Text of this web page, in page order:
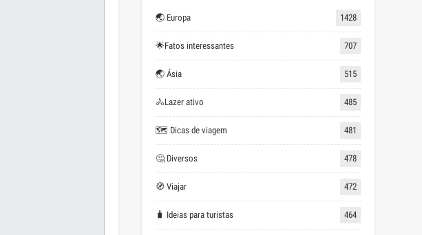
🌏 Europa 1428
🌟Fatos interessantes 707
🌏 Ásia 515
🚴Lazer ativo 485
🗺 Dicas de viagem 481
🤔 Diversos 478
🧭 Viajar 472
🧳 Ideias para turistas 464